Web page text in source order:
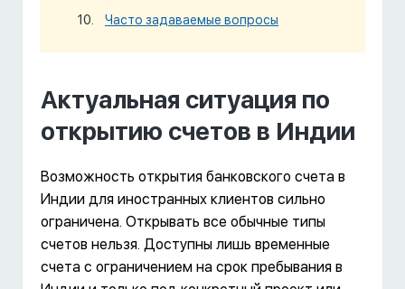
Часто задаваемые вопросы
Актуальная ситуация по
открытию счетов в Индии
Возможность открытия банковского счета в
Индии для иностранных клиентов сильно
ограничена. Открывать все обычные типы
счетов нельзя. Доступны лишь временные
счета с ограничением на срок пребывания в